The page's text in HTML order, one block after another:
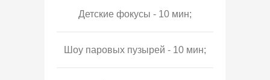
Детские фокусы - 10 мин;
Шоу паровых пузырей - 10 мин;